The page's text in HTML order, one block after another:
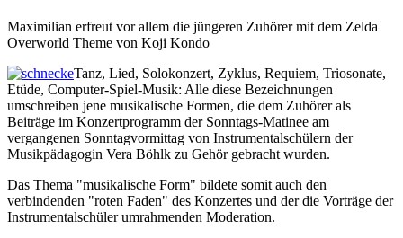
Maximilian erfreut vor allem die jüngeren Zuhörer mit dem Zelda
Overworld Theme von Koji Kondo
Tanz, Lied, Solokonzert, Zyklus, Requiem, Triosonate,
Etüde, Computer-Spiel-Musik: Alle diese Bezeichnungen
umschreiben jene musikalische Formen, die dem Zuhörer als
Beiträge im Konzertprogramm der Sonntags-Matinee am
vergangenen Sonntagvormittag von Instrumentalschülern der
Musikpädagogin Vera Böhlk zu Gehör gebracht wurden.
Das Thema "musikalische Form" bildete somit auch den
verbindenden "roten Faden" des Konzertes und der die Vorträge der
Instrumentalschüler umrahmenden Moderation.